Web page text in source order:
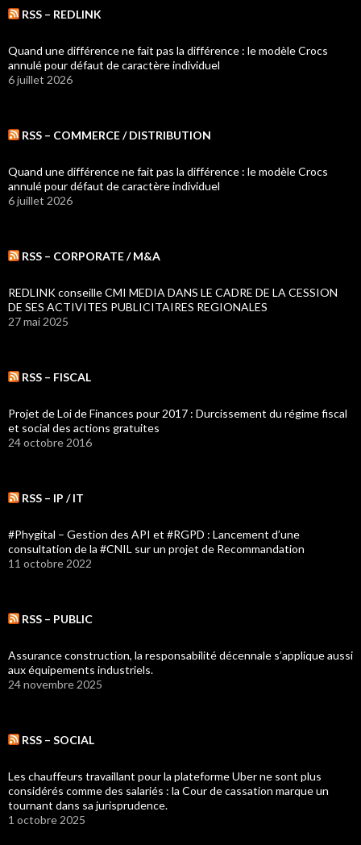
RSS – REDLINK
Quand une différence ne fait pas la différence : le modèle Crocs
annulé pour défaut de caractère individuel
6 juillet 2026
RSS – COMMERCE / DISTRIBUTION
Quand une différence ne fait pas la différence : le modèle Crocs
annulé pour défaut de caractère individuel
6 juillet 2026
RSS – CORPORATE / M&A
REDLINK conseille CMI MEDIA DANS LE CADRE DE LA CESSION
DE SES ACTIVITES PUBLICITAIRES REGIONALES
27 mai 2025
RSS – FISCAL
Projet de Loi de Finances pour 2017 : Durcissement du régime fiscal
et social des actions gratuites
24 octobre 2016
RSS – IP / IT
#Phygital – Gestion des API et #RGPD : Lancement d’une
consultation de la #CNIL sur un projet de Recommandation
11 octobre 2022
RSS – PUBLIC
Assurance construction, la responsabilité décennale s’applique aussi
aux équipements industriels.
24 novembre 2025
RSS – SOCIAL
Les chauffeurs travaillant pour la plateforme Uber ne sont plus
considérés comme des salariés : la Cour de cassation marque un
tournant dans sa jurisprudence.
1 octobre 2025